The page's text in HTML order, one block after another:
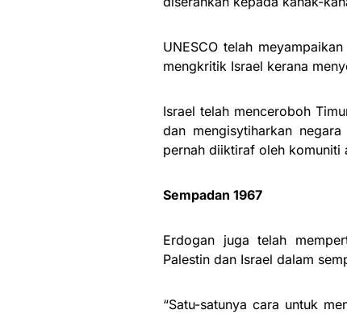
UNESCO telah
mengkritik Israel kerana
Israel telah menceroboh
dan mengisytiharkan
pernah diiktiraf oleh komuniti
Sempadan 1967
Erdogan juga telah
Palestin dan Israel dalam
“Satu-satunya cara untuk